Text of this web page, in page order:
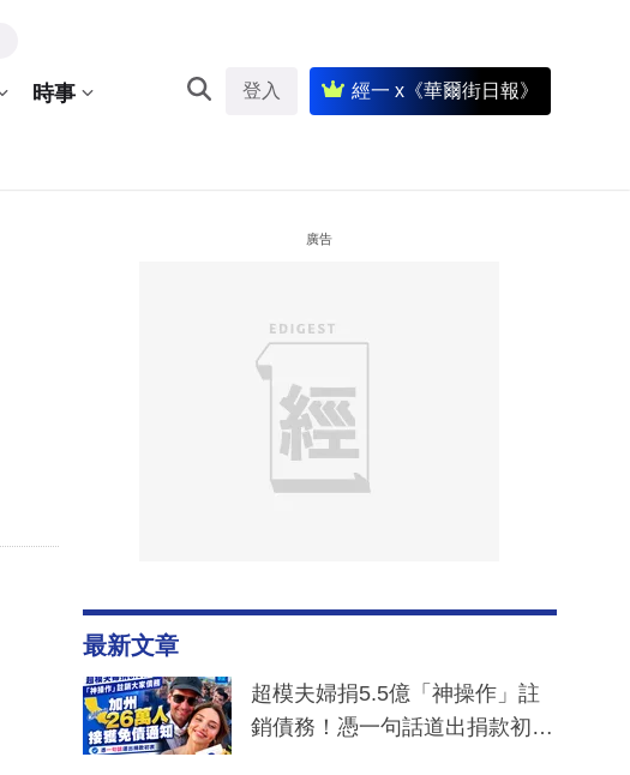
時事 登入 經一 x《華爾街日報》
廣告
最新文章
超模夫婦捐5.5億「神操作」註
銷債務！憑一句話道出捐款初